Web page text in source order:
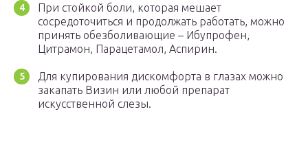
При стойкой боли, которая мешает
сосредоточиться и продолжать работать, можно
принять обезболивающие – Ибупрофен,
Цитрамон, Парацетамол, Аспирин.
Для купирования дискомфорта в глазах можно
закапать Визин или любой препарат
искусственной слезы.